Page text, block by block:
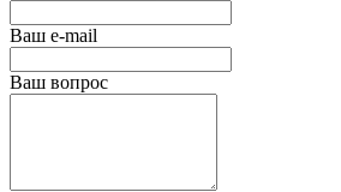
Ваш e-mail
Ваш вопрос